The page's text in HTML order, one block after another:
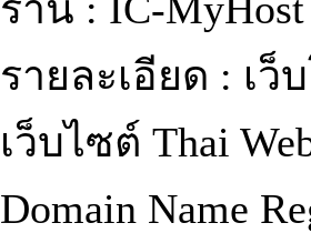
รายละเอียด : เ
เว็บไซต์ Thai
Domain Name